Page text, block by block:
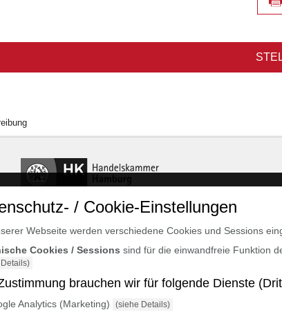
Interne Downloads
Impressum
Datenschutzerklärung
AGB
/ Cookie-Einstellungen
Webseite werden verschiedene Cookies und Sessions
Cookies / Sessions sind für die einwandfreie Funktion
brauchen wir für folgende Dienste
Analytics (Marketing) (siehe Details)